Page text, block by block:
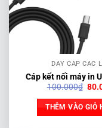
DÂY CÁP CÁC
Cáp kết nối máy in
100.000₫ Giá
là:
THÊM VÀO GIỎ